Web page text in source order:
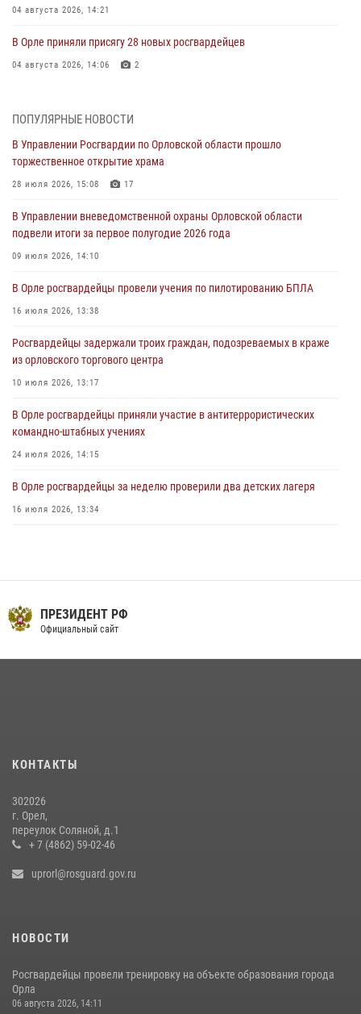
04 августа 2026, 14:21
В Орле приняли присягу 28 новых росгвардейцев
04 августа 2026, 14:06 2
предоставлении госуслуг
Росгвардейцы обеспечили безопасность во время празднования
Дня ВДВ
В Орле росгвардейцы приняли участие в учениях на избирательном
участке
Жительница Мценска сдала в Росгвардию незарегистрированное
31 июля 2026, 13:16
ПОПУЛЯРНЫЕ НОВОСТИ
В Управлении Росгвардии по Орловской области прошло
торжественное открытие храма
28 июля 2026, 15:08 17
В Управлении вневедомственной охраны Орловской области
подвели итоги за первое полугодие 2026 года
09 июля 2026, 14:10
В Орле росгвардейцы провели учения по пилотированию БПЛА
16 июля 2026, 13:38
Росгвардейцы задержали троих граждан, подозреваемых в краже
из орловского торгового центра
10 июля 2026, 13:17
В Орле росгвардейцы приняли участие в антитеррористических
командно-штабных учениях
24 июля 2026, 14:15
В Орле росгвардейцы за неделю проверили два детских лагеря
16 июля 2026, 13:34
13 июля 2026, 14:29
Сотрудники Росгвардии пресекли дебош в орловском кафе
30 июля 2026, 14:27
15 июля 2026, 14:49
ПРЕЗИДЕНТ РФ
Официальный сайт
КОНТАКТЫ
302026
г. Орел,
переулок Соляной, д.1
+ 7 (4862) 59-02-46
uprorl@rosguard.gov.ru
НОВОСТИ
Росгвардейцы провели тренировку на объекте образования города
Орла
06 августа 2026, 14:11